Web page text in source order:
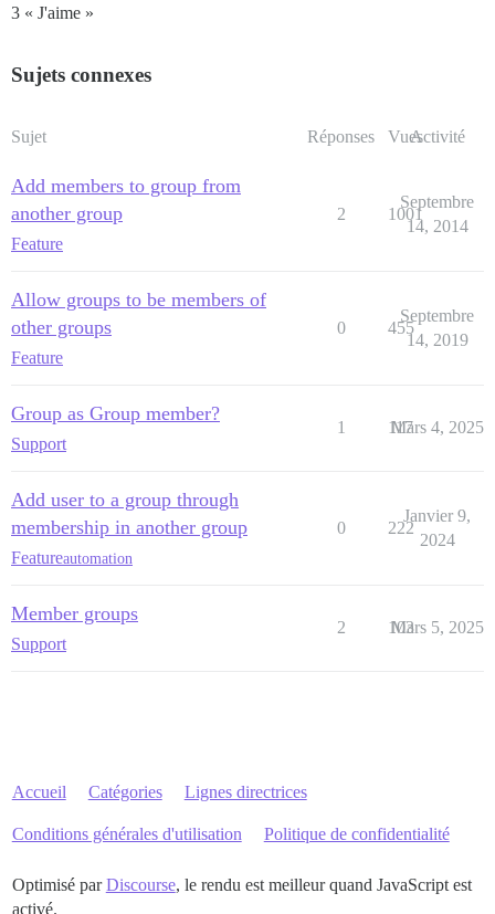
3 « J'aime »
Sujets connexes
Sujet Réponses VuesActivité
Add members to group from
another group
Feature
2 1001
Septembre
14, 2014
Allow groups to be members of
other groups
Feature
0 455
Septembre
14, 2019
Group as Group member?
Support
1 117
Mars 4, 2025
Add user to a group through
membership in another group
Featureautomation
0 222
Janvier 9,
2024
Member groups
Support
2 103
Mars 5, 2025
Accueil Catégories Lignes directrices
Conditions générales d'utilisation Politique de confidentialité
Optimisé parDiscourse, le rendu est meilleur quand JavaScript est
activé.